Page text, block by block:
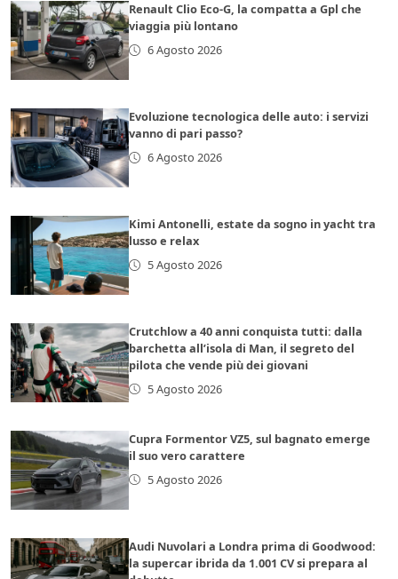
Renault Clio Eco-G, la compatta a Gpl che
viaggia più lontano
6 Agosto 2026
Evoluzione tecnologica delle auto: i servizi
vanno di pari passo?
6 Agosto 2026
Kimi Antonelli, estate da sogno in yacht tra
lusso e relax
5 Agosto 2026
Crutchlow a 40 anni conquista tutti: dalla
barchetta all’isola di Man, il segreto del
pilota che vende più dei giovani
5 Agosto 2026
Cupra Formentor VZ5, sul bagnato emerge
il suo vero carattere
5 Agosto 2026
Audi Nuvolari a Londra prima di Goodwood:
la supercar ibrida da 1.001 CV si prepara al